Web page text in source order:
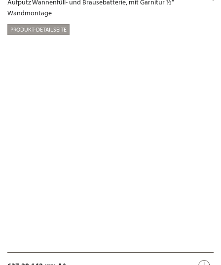
Aufputz Wannenfüll- und Brausebatterie, mit Garnitur ½“
Wandmontage
PRODUKT-DETAILSEITE